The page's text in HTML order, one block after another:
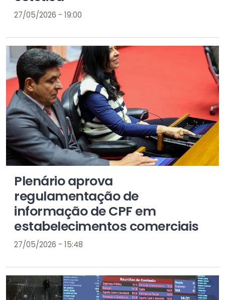
27/05/2026 - 19:00
Plenário aprova
regulamentação de
informação de CPF em
estabelecimentos comerciais
27/05/2026 - 15:48